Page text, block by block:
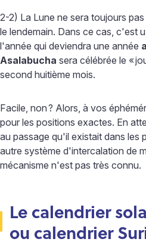
2-2) La Lune ne sera toujours
le lendemain. Dans ce cas, c'est
l'année qui deviendra une année
Asalabucha sera célébrée le «
second huitième mois.
Facile, non? Alors, à vos
pour les positions exactes. En
au passage qu'il existait dans les
autre système d'intercalation de
mécanisme n'est pas très connu.
Le calendrier
ou calendrier